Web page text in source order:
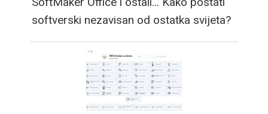
softverski nezavisan od ostatka svijeta?